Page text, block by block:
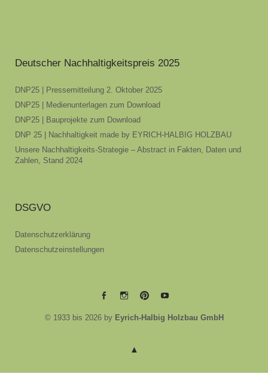
Deutscher Nachhaltigkeitspreis 2025
DNP25 | Pressemitteilung 2. Oktober 2025
DNP25 | Medienunterlagen zum Download
DNP25 | Bauprojekte zum Download
DNP 25 | Nachhaltigkeit made by EYRICH-HALBIG HOLZBAU
Unsere Nachhaltigkeits-Strategie – Abstract in Fakten, Daten und
Zahlen, Stand 2024
DSGVO
Datenschutzerklärung
Datenschutzeinstellungen
EYRICH-EYRICH-EYRICH-EYRICH-
© 1933 bis 2026 by Eyrich-Halbig Holzbau GmbH